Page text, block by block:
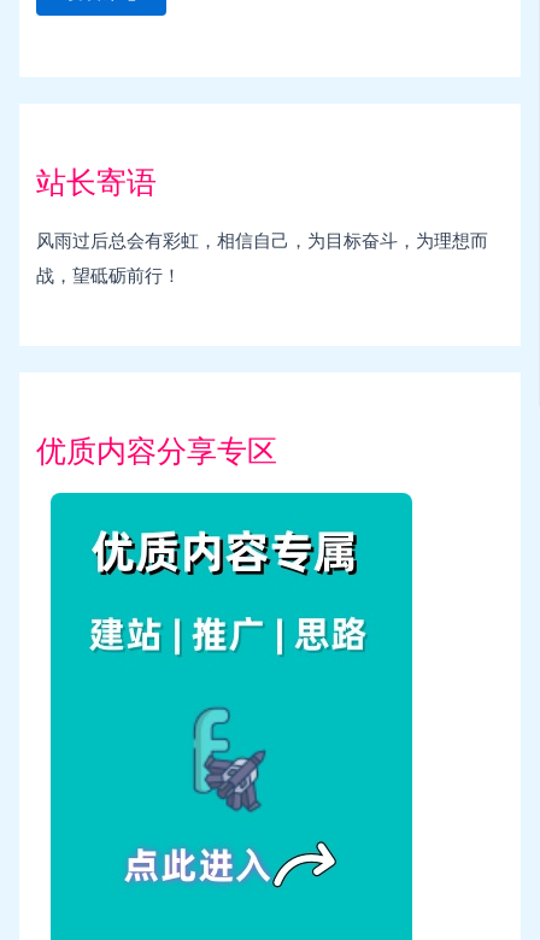
站长寄语
风雨过后总会有彩虹，相信自己，为目标奋斗，为理想而
战，望砥砺前行！
优质内容分享专区